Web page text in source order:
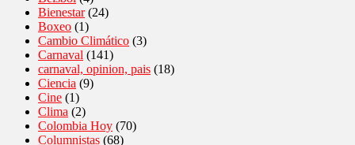
Bienestar(24)
Boxeo (1)
Cambio Climático (3)
Carnaval (141)
carnaval, opinion, pais (18)
Ciencia (9)
Cine (1)
Clima (2)
Colombia Hoy (70)
Columnistas (68)